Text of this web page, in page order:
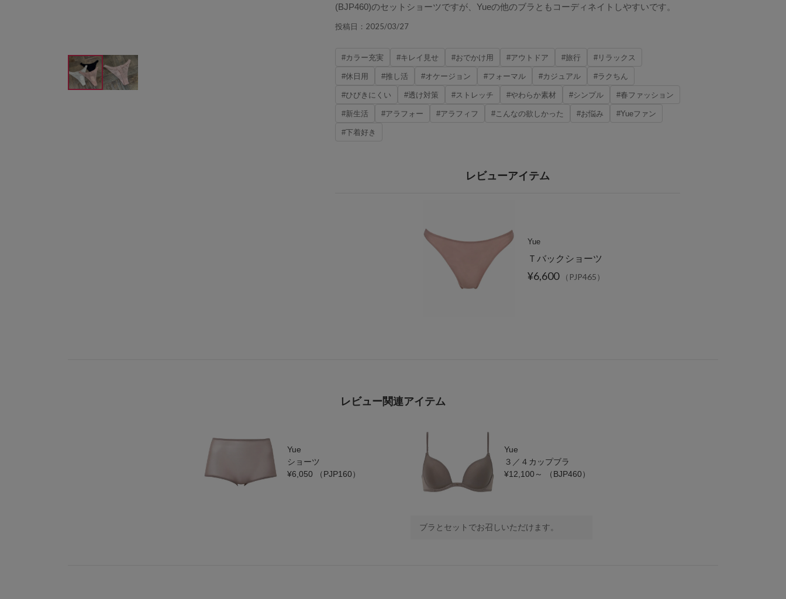
(BJP460)のセットショーツですが、Yueの他のブラともコーディネイトしやすいです。
投稿日： 2025/03/27
#カラー充実 #キレイ見せ #おでかけ用 #アウトドア #旅行 #リラックス
#休日用 #推し活 #オケージョン #フォーマル #カジュアル #ラクちん
#ひびきにくい #透け対策 #ストレッチ #やわらか素材 #シンプル #春ファッション
#新生活 #アラフォー #アラフィフ #こんなの欲しかった #お悩み #Yueファン
#下着好き
レビューアイテム
Yue
Ｔバックショーツ
¥6,600 （PJP465）
レビュー関連アイテム
Yue
ショーツ
¥6,050
（PJP160）
Yue
３／４カップブラ
¥12,100～
（BJP460）
ブラとセットでお召しいただけます。